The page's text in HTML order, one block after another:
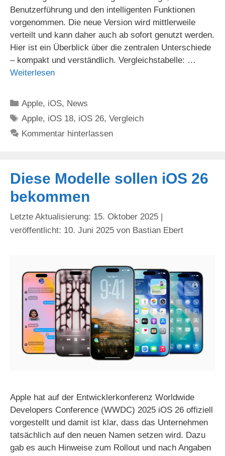
Benutzerführung und den intelligenten Funktionen
vorgenommen. Die neue Version wird mittlerweile
verteilt und kann daher auch ab sofort genutzt werden.
Hier ist ein Überblick über die zentralen Unterschiede
– kompakt und verständlich. Vergleichstabelle: …
Weiterlesen
Kategorien
Apple, iOS, News
Schlagwörter
Apple, iOS 18, iOS 26,Vergleich
Kommentar hinterlassen
Diese Modelle sollen iOS 26
bekommen
15. Oktober 2025
10. Juni 2025 von Bastian Ebert
Apple hat auf der Entwicklerkonferenz Worldwide
Developers Conference (WWDC) 2025 iOS 26 offiziell
vorgestellt und damit ist klar, dass das Unternehmen
tatsächlich auf den neuen Namen setzen wird. Dazu
gab es auch Hinweise zum Rollout und nach Angaben